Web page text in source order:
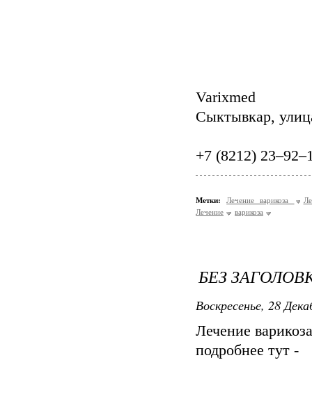
Varixmed
Сыктывкар,
+7 (8212)
Метки: Лечение варикоза
Лечение
варикоза
БЕЗ
Воскресенье, 28
Лечение
подробнее тут -